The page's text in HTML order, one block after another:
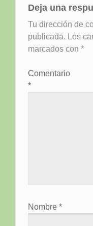
Deja una
Tu dirección de
publicada. Los
marcados con *
Comentario
*
Nombre *